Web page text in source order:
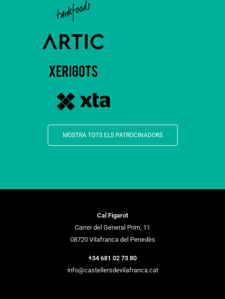
MOSTRA TOTS ELS PATROCINADORS
Cal Figarot
Carrer del General Prim, 11
08720 Vilafranca del Penedès
+34 681 02 73 80
info@castellersdevilafranca.cat